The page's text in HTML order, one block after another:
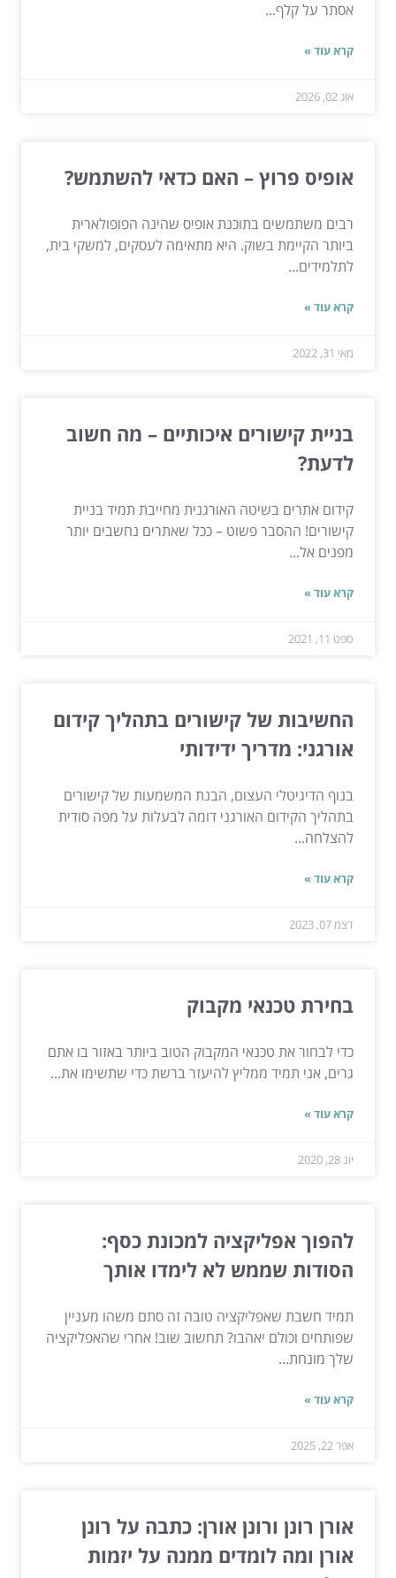
אסתר על קלף...
קרא עוד »
אוג 02, 2026
אופיס פרוץ – האם כדאי להשתמש?
רבים משתמשים בתוכנת אופיס שהינה הפופולארית
ביותר הקיימת בשוק. היא מתאימה לעסקים, למשקי בית,
לתלמידים...
קרא עוד »
מאי 31, 2022
בניית קישורים איכותיים – מה חשוב
לדעת?
קידום אתרים בשיטה האורגנית מחייבת תמיד בניית
קישורים! ההסבר פשוט – ככל שאתרים נחשבים יותר
מפנים אל...
קרא עוד »
ספט 11, 2021
החשיבות של קישורים בתהליך קידום
אורגני: מדריך ידידותי
בנוף הדיגיטלי העצום, הבנת המשמעות של קישורים
בתהליך הקידום האורגני דומה לבעלות על מפה סודית
להצלחה...
קרא עוד »
דצמ 07, 2023
בחירת טכנאי מקבוק
כדי לבחור את טכנאי המקבוק הטוב ביותר באזור בו אתם
גרים, אני תמיד ממליץ להיעזר ברשת כדי שתשימו את...
קרא עוד »
יונ 28, 2020
להפוך אפליקציה למכונת כסף:
הסודות שממש לא לימדו אותך
תמיד חשבת שאפליקציה טובה זה סתם משהו מעניין
שפותחים וכולם יאהבו? תחשוב שוב! אחרי שהאפליקציה
שלך מונחת...
קרא עוד »
אפר 22, 2025
אורן רונן ורונן אורן: כתבה על רונן
אורן ומה לומדים ממנה על יזמות